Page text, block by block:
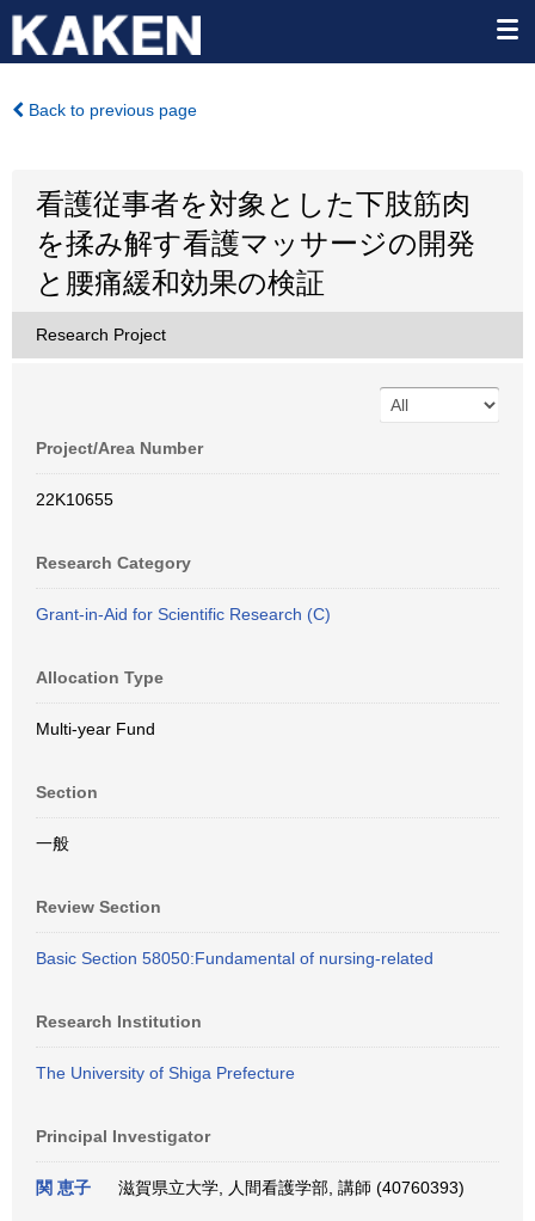
Back to previous page
看護従事者を対象とした下肢筋肉
を揉み解す看護マッサージの開発
と腰痛緩和効果の検証
Research Project
Project/Area Number
22K10655
Research Category
Grant-in-Aid for Scientific Research (C)
Allocation Type
Multi-year Fund
Section
一般
Review Section
Basic Section 58050:Fundamental of nursing-related
Research Institution
The University of Shiga Prefecture
Principal Investigator
関 恵子 滋賀県立大学, 人間看護学部, 講師 (40760393)